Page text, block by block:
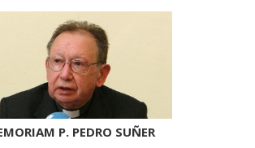
P. PEDRO SUÑER